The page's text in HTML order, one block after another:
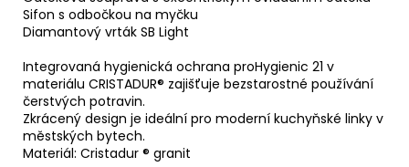
Sifon s odbočkou na myčku
Diamantový vrták SB Light
Integrovaná hygienická ochrana proHygienic 21 v
materiálu CRISTADUR® zajišťuje bezstarostné používání
čerstvých potravin.
Zkrácený design je ideální pro moderní kuchyňské linky v
městských bytech.
Materiál: Cristadur ® granit